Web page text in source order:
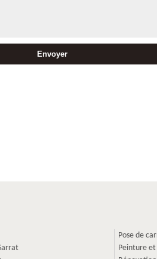
Pose de
Peinture